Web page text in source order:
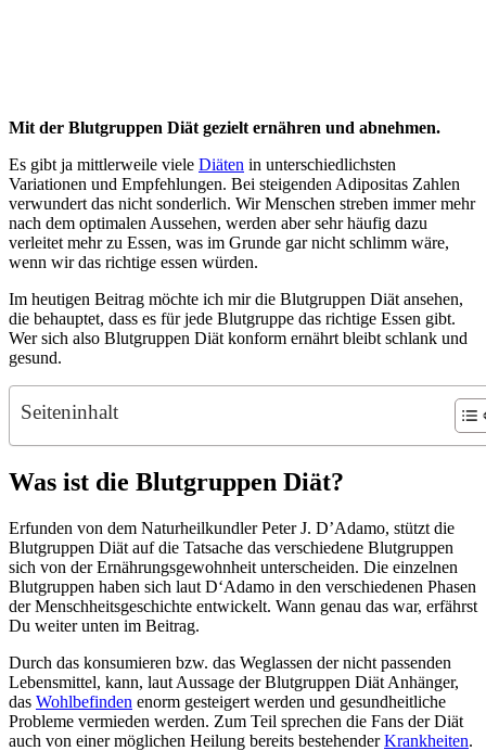
Mit der Blutgruppen Diät gezielt ernähren und abnehmen.
Es gibt ja mittlerweile viele Diäten in unterschiedlichsten
Variationen und Empfehlungen. Bei steigenden Adipositas Zahlen
verwundert das nicht sonderlich. Wir Menschen streben immer mehr
nach dem optimalen Aussehen, werden aber sehr häufig dazu
verleitet mehr zu Essen, was im Grunde gar nicht schlimm wäre,
wenn wir das richtige essen würden.
Im heutigen Beitrag möchte ich mir die Blutgruppen Diät ansehen,
die behauptet, dass es für jede Blutgruppe das richtige Essen gibt.
Wer sich also Blutgruppen Diät konform ernährt bleibt schlank und
gesund.
Seiteninhalt
Was ist die Blutgruppen Diät?
Erfunden von dem Naturheilkundler Peter J. D’Adamo, stützt die
Blutgruppen Diät auf die Tatsache das verschiedene Blutgruppen
sich von der Ernährungsgewohnheit unterscheiden. Die einzelnen
Blutgruppen haben sich laut D‘Adamo in den verschiedenen Phasen
der Menschheitsgeschichte entwickelt. Wann genau das war, erfährst
Du weiter unten im Beitrag.
Durch das konsumieren bzw. das Weglassen der nicht passenden
Lebensmittel, kann, laut Aussage der Blutgruppen Diät Anhänger,
das Wohlbefinden enorm gesteigert werden und gesundheitliche
Probleme vermieden werden. Zum Teil sprechen die Fans der Diät
auch von einer möglichen Heilung bereits bestehenderKrankheiten.